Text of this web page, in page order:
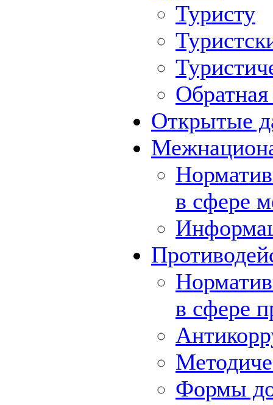
Туристу
Обратная
Открытые
в сфере
в сфере
Формы